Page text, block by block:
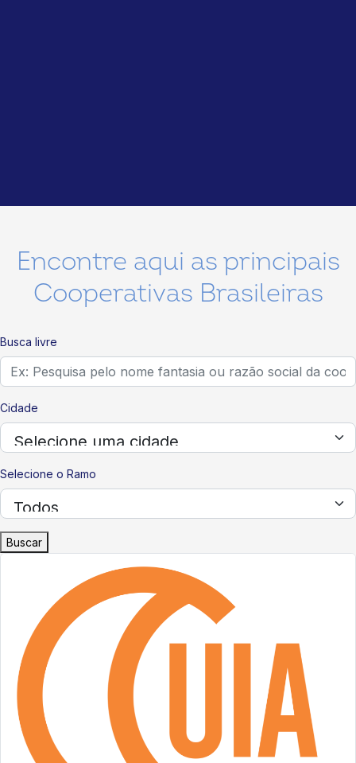
Encontre aqui as principais
Cooperativas Brasileiras
Busca livre
Cidade
Selecione o Ramo
Buscar